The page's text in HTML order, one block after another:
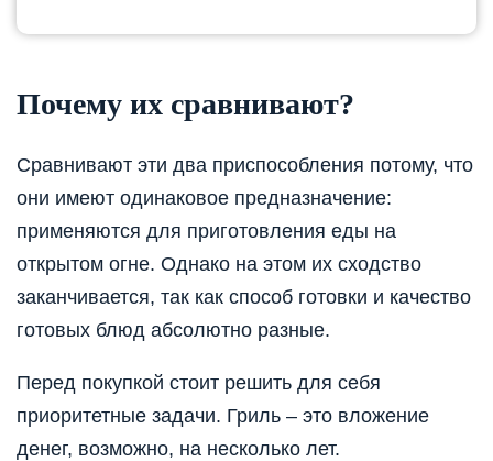
Почему их сравнивают?
Сравнивают эти два приспособления потому, что
они имеют одинаковое предназначение:
применяются для приготовления еды на
открытом огне. Однако на этом их сходство
заканчивается, так как способ готовки и качество
готовых блюд абсолютно разные.
Перед покупкой стоит решить для себя
приоритетные задачи. Гриль – это вложение
денег, возможно, на несколько лет.